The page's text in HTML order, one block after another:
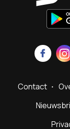
Contact